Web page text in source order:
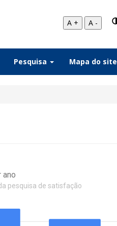
A + A -
Pesquisa Mapa do site
ano
pesquisa de satisfação